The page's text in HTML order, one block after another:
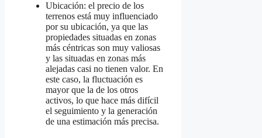
Ubicación: el precio de los
terrenos está muy influenciado
por su ubicación, ya que las
propiedades situadas en zonas
más céntricas son muy valiosas
y las situadas en zonas más
alejadas casi no tienen valor. En
este caso, la fluctuación es
mayor que la de los otros
activos, lo que hace más difícil
el seguimiento y la generación
de una estimación más precisa.